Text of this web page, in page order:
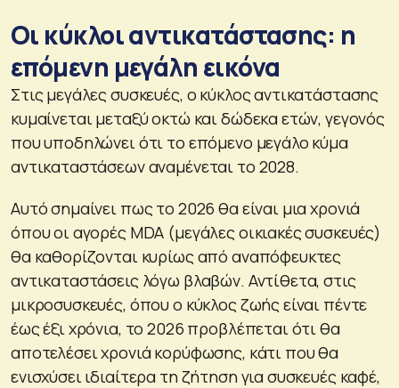
Οι κύκλοι αντικατάστασης: η
επόμενη μεγάλη εικόνα
Στις μεγάλες συσκευές, ο κύκλος αντικατάστασης
κυμαίνεται μεταξύ οκτώ και δώδεκα ετών, γεγονός
που υποδηλώνει ότι το επόμενο μεγάλο κύμα
αντικαταστάσεων αναμένεται το 2028.
Αυτό σημαίνει πως το 2026 θα είναι μια χρονιά
όπου οι αγορές MDA (μεγάλες οικιακές συσκευές)
θα καθορίζονται κυρίως από αναπόφευκτες
αντικαταστάσεις λόγω βλαβών. Αντίθετα, στις
μικροσυσκευές, όπου ο κύκλος ζωής είναι πέντε
έως έξι χρόνια, το 2026 προβλέπεται ότι θα
αποτελέσει χρονιά κορύφωσης, κάτι που θα
ενισχύσει ιδιαίτερα τη ζήτηση για συσκευές καφέ,